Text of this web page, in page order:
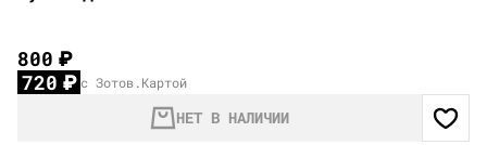
800₽
720₽ с Зотов.Картой
НЕТ В НАЛИЧИИ